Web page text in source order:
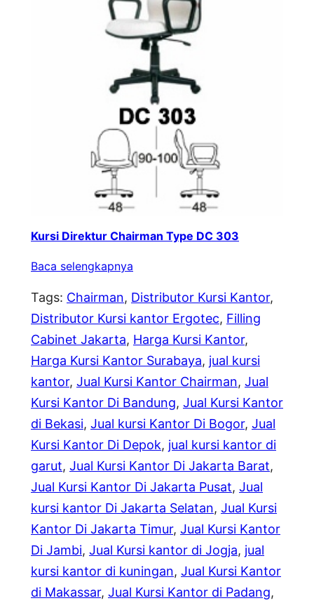
Kursi Direktur Chairman Type DC 303
Baca selengkapnya
Tags: Chairman, Distributor Kursi Kantor
Distributor Kursi kantor Ergotec, Filling
Cabinet Jakarta, Harga Kursi Kantor
Harga Kursi Kantor Surabaya, jual kursi
kantor, Jual Kursi Kantor Chairman, Jual
Kursi Kantor Di Bandung, Jual Kursi Kantor
di Bekasi, Jual kursi Kantor Di Bogor, Jual
Kursi Kantor Di Depok, jual kursi kantor di
garut, Jual Kursi Kantor Di Jakarta Barat
Jual Kursi Kantor Di Jakarta Pusat, Jual
kursi kantor Di Jakarta Selatan, Jual Kursi
Kantor Di Jakarta Timur, Jual Kursi Kantor
Di Jambi, Jual Kursi kantor di Jogja, jual
kursi kantor di kuningan, Jual Kursi Kantor
di Makassar, Jual Kursi Kantor di Padang